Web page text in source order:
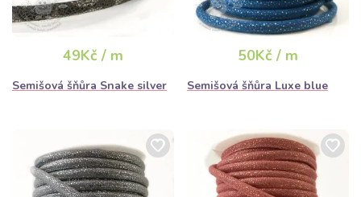
49Kč / m
Semišová šňůra Snake silver
50Kč / m
Semišová šňůra Luxe blue